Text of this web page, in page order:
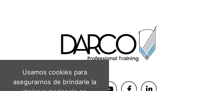
Usamos cookies para
asegurarnos de brindarle la